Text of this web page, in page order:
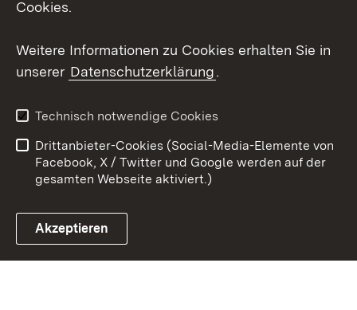
Youtube
Link zum Landesportal
Kontakt
Datenschutz
Barrierefreiheit
Impressum Cookies
Cookies.
Weitere Informationen zu Cookies erhalten Sie in
unserer Datenschutzerklärung.
Technisch notwendige Cookies
Drittanbieter-Cookies (Social-Media-Elemente von
Facebook, X / Twitter und Google werden auf der
gesamten Webseite aktiviert.)
Akzeptieren